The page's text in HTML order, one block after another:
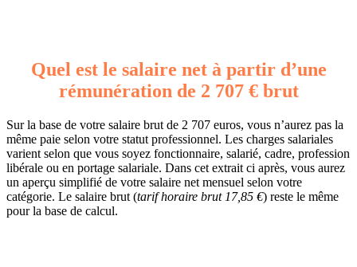
Quel est le salaire net à partir d’une
rémunération de 2 707 € brut
Sur la base de votre salaire brut de 2 707 euros, vous n’aurez pas la
même paie selon votre statut professionnel. Les charges salariales
varient selon que vous soyez fonctionnaire, salarié, cadre, profession
libérale ou en portage salariale. Dans cet extrait ci après, vous aurez
un aperçu simplifié de votre salaire net mensuel selon votre
catégorie. Le salaire brut (tarif horaire brut 17,85 €) reste le même
pour la base de calcul.